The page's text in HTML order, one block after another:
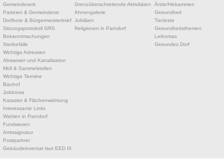
Gemeindeamt
Parteien & Gemeinderat
Dorfbote & Bürgermeisterbrief
Sitzungsprotokoll GRS
Bekanntmachungen
Sterbefälle
Wichtige Adressen
Abwasser und Kanalisation
Müll & Sammelstellen
Wichtige Termine
Bauhof
Jobbörse
Kataster & Flächenwidmung
Interessante Links
Wahlen in Parndorf
Fundwesen
Amtssignatur
Postpartner
Gebäudeinventar laut EED III
Grenzüberschreitende Aktivitäten
Ahnengalerie
Jubiläen
Religionen in Parndorf
Ärzte/Hebammen
Gesundheit
Tierärzte
Gesundheitsthemen
Leihomas
Gesundes Dorf